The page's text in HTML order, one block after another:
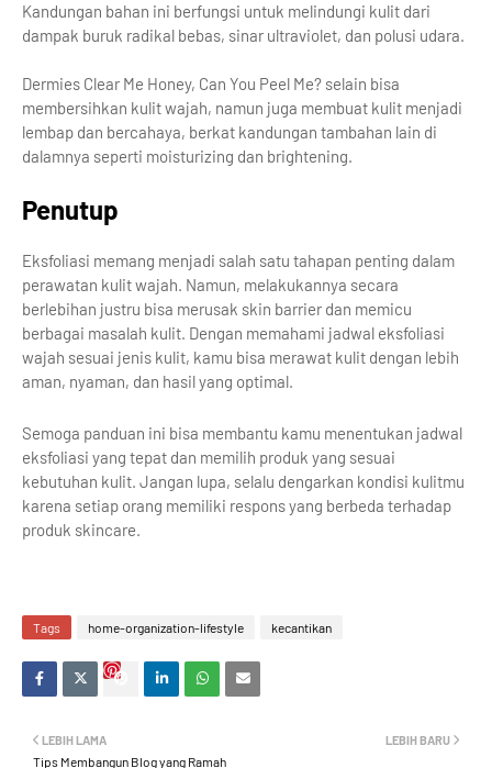
Kandungan bahan ini berfungsi untuk melindungi kulit dari
dampak buruk radikal bebas, sinar ultraviolet, dan polusi udara.
Dermies Clear Me Honey, Can You Peel Me? selain bisa
membersihkan kulit wajah, namun juga membuat kulit menjadi
lembap dan bercahaya, berkat kandungan tambahan lain di
dalamnya seperti moisturizing dan brightening.
Penutup
Eksfoliasi memang menjadi salah satu tahapan penting dalam
perawatan kulit wajah. Namun, melakukannya secara
berlebihan justru bisa merusak skin barrier dan memicu
berbagai masalah kulit. Dengan memahami jadwal eksfoliasi
wajah sesuai jenis kulit, kamu bisa merawat kulit dengan lebih
aman, nyaman, dan hasil yang optimal.
Semoga panduan ini bisa membantu kamu menentukan jadwal
eksfoliasi yang tepat dan memilih produk yang sesuai
kebutuhan kulit. Jangan lupa, selalu dengarkan kondisi kulitmu
karena setiap orang memiliki respons yang berbeda terhadap
produk skincare.
Tags home-organization-lifestyle kecantikan
LEBIH BARU
LEBIH LAMA
Tips Membangun Blog yang Ramah